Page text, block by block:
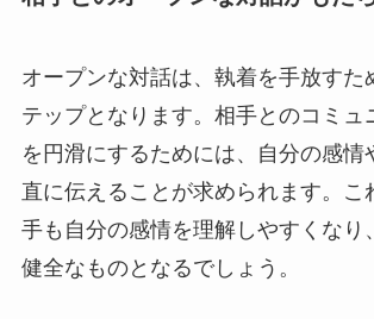
オープンな対話は、執着を手放すた
テップとなります。相手とのコミュ
を円滑にするためには、自分の感情
直に伝えることが求められます。こ
手も自分の感情を理解しやすくなり
健全なものとなるでしょう。